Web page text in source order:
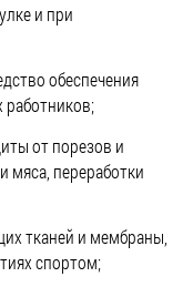
и при
обеспечения
работников;
от порезов и
мяса, переработки
тканей и мембраны,
спортом;